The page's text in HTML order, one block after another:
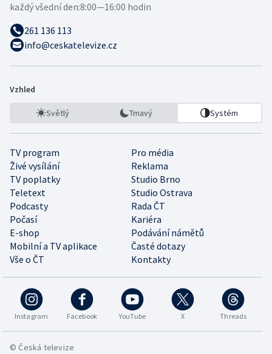
každý všední den:8:00—16:00 hodin
261 136 113
info@ceskatelevize.cz
Vzhled
Světlý Tmavý Systém
TV program
Pro média
Živé vysílání
Reklama
TV poplatky
Studio Brno
Teletext
Studio Ostrava
Podcasty
Rada ČT
Počasí
Kariéra
E-shop
Podávání námětů
Mobilní a TV aplikace
Časté dotazy
Vše o ČT
Kontakty
Instagram Facebook YouTube X Threads
© Česká televize